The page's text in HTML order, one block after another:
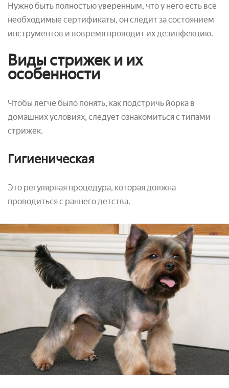
Нужно быть полностью уверенным, что у него есть все
необходимые сертификаты, он следит за состоянием
инструментов и вовремя проводит их дезинфекцию.
Виды стрижек и их
особенности
Чтобы легче было понять, как подстричь йорка в
домашних условиях, следует ознакомиться с типами
стрижек.
Гигиеническая
Это регулярная процедура, которая должна
проводиться с раннего детства.